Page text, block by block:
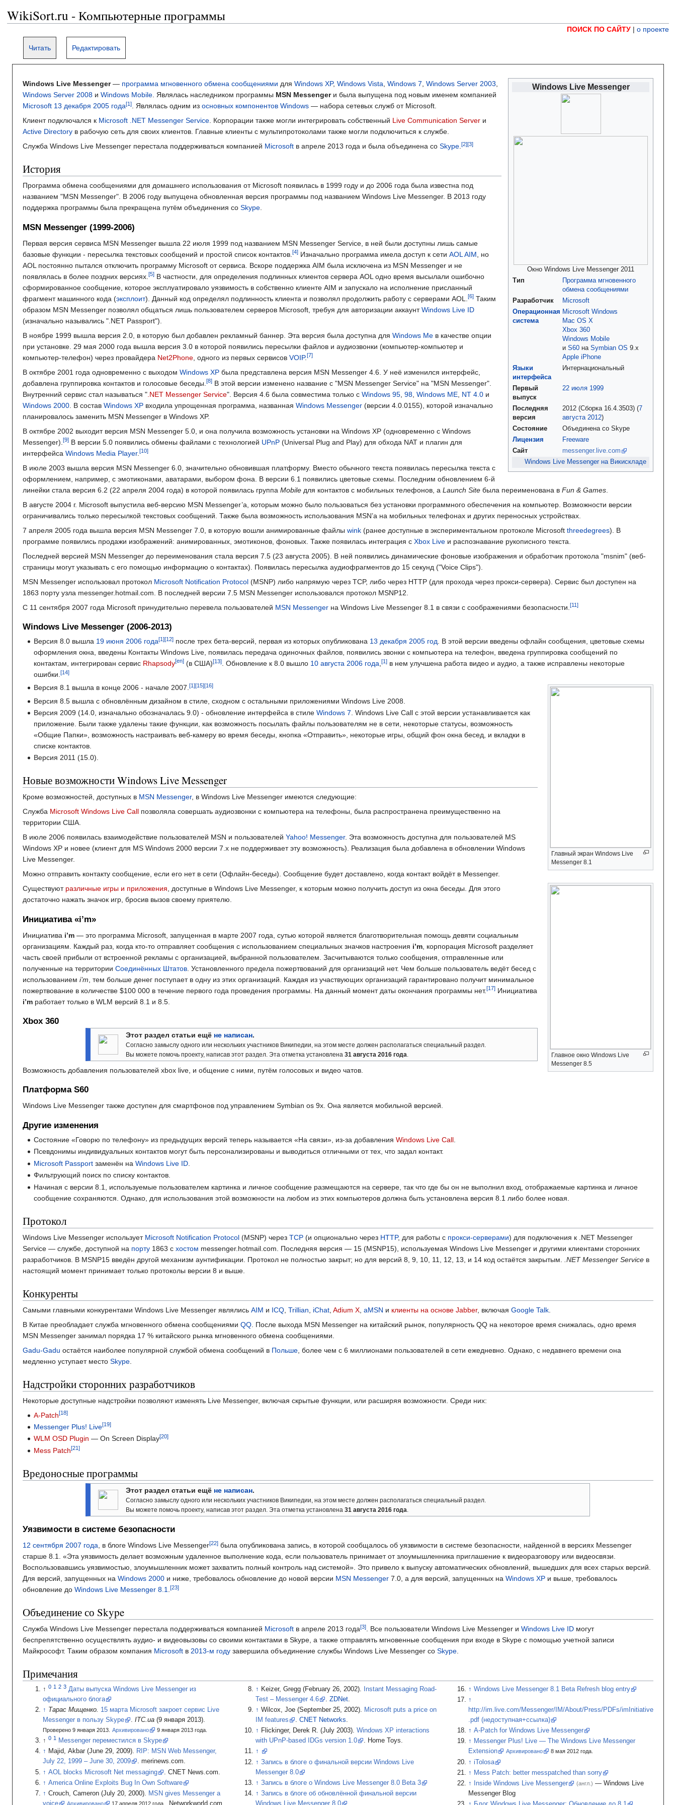
WikiSort.ru - Компьютерные программы
ПОИСК ПО САЙТУ | о проекте
Читать Редактировать
Windows Live Messenger
Окно Windows Live Messenger 2011
Тип
Программа мгновенного
обмена сообщениями
Разработчик
Microsoft
Операционная
система
Microsoft Windows
Mac OS X
Xbox 360
Windows Mobile
и S60 на Symbian OS 9.x
Apple iPhone
Языки
интерфейса
Интернациональный
Первый
выпуск
22 июля 1999
Последняя
версия
2012 (Сборка 16.4.3503) (7
августа 2012)
Состояние
Объединена со Skype
Лицензия
Freeware
Сайт
messenger.live.com
Windows Live Messenger на Викискладе
Windows Live Messenger— программа мгновенного обмена сообщениями для Windows XP, Windows Vista Windows 7 Windows Server 2003
Windows Server 2008 и Windows Mobile . Являлась наследником программы MSN Messengerи была выпущена под новым именем компанией
Microsoft 13 декабря 2005 года . Являлась одним из основных компонентов Windows — набора сетевых служб от Microsoft.
Клиент подключался к Microsoft .NET Messenger Service . Корпорации также могли интегрировать собственный Live Communication Server и
Active Directory в рабочую сеть для своих клиентов. Главные клиенты с мультипротоколами также могли подключиться к службе.
Служба Windows Live Messenger перестала поддерживаться компанией Microsoft в апреле 2013 года и была объединена со Skype
История
Программа обмена сообщениями для домашнего использования от Microsoft появилась в 1999 году и до 2006 года была известна под
названием "MSN Messenger". В 2006 году выпущена обновленная версия программы под названием Windows Live Messenger. В 2013 году
поддержка программы была прекращена путём объединения со Skype
MSN Messenger (1999-2006)
Первая версия сервиса MSN Messenger вышла 22 июля 1999 под названием MSN Messenger Service, в ней были доступны лишь самые
базовые функции - пересылка текстовых сообщений и простой список контактов.
Изначально программа имела доступ к сети AOL AIM , но
AOL постоянно пытался отключить программу Microsoft от сервиса. Вскоре поддержка AIM была исключена из MSN Messenger и не
появлялась в более поздних версиях.
В частности, для определения подлинных клиентов сервера AOL одно время высылали ошибочно
сформированное сообщение, которое эксплуатировало уязвимость в собственно клиенте AIM и запускало на исполнение присланный
фрагмент машинного кода (эксплоит). Данный код определял подлинность клиента и позволял продолжить работу с серверами AOL.
Таким
образом MSN Messenger позволял общаться лишь пользователем серверов Microsoft, требуя для авторизации аккаунтWindows Live ID
(изначально назывались ".NET Passport").
В ноябре 1999 вышла версия 2.0, в которую был добавлен рекламный баннер. Эта версия была доступна для Windows Me в качестве опции
при установке. 29 мая 2000 года вышла версия 3.0 в которой появились пересылки файлов и аудиозвонки (компьютер-компьютер и
компьютер-телефон) через провайдера Net2Phone , одного из первых сервисов VOIP.
В октябре 2001 года одновременно с выходом Windows XP была представлена версия MSN Messenger 4.6. У неё изменился интерфейс,
добавлена группировка контактов и голосовые беседы.
В этой версии изменено название с "MSN Messenger Service" на "MSN Messenger".
Внутренний сервис стал называться " .NET Messenger Service". Версия 4.6 была совместима только с Windows 95 98 Windows ME NT 4.0 и
Windows 2000 . В состав Windows XP входила упрощенная программа, названная Windows Messenger (версии 4.0.0155), которой изначально
планировалось заменить MSN Messenger в Windows XP.
В октябре 2002 выходит версия MSN Messenger 5.0, и она получила возможность установки на Windows XP (одновременно с Windows
Messenger).
В версии 5.0 появились обмены файлами с технологией UPnP (Universal Plug and Play) для обхода NAT и плагин для
интерфейса Windows Media Player.
В июле 2003 вышла версия MSN Messenger 6.0, значительно обновившая платформу. Вместо обычного текста появилась пересылка текста с
оформлением, например, с эмотиконами, аватарами, выбором фона. В версии 6.1 появились цветовые схемы. Последним обновлением 6-й
линейки стала версия 6.2 (22 апреля 2004 года) в которой появилась группа Mobile для контактов с мобильных телефонов, а Launch Site была переименована в Fun & Games
В августе 2004 г. Microsoft выпустила веб-версию MSN Messenger’а, которым можно было пользоваться без установки программного обеспечения на компьютер. Возможности версии
ограничивались только пересылкой текстовых сообщений. Также была возможность использования MSN’а на мобильных телефонах и других переносных устройствах.
7 апреля 2005 года вышла версия MSN Messenger 7.0, в которую вошли анимированные файлы wink (ранее доступные в экспериментальном протоколе Microsoft threedegrees). В
программе появились продажи изображений: анимированных, эмотиконов, фоновых. Также появилась интеграция с Xbox Live и распознавание рукописного текста.
Последней версией MSN Messenger до переименования стала версия 7.5 (23 августа 2005). В ней появились динамические фоновые изображения и обработчик протокола "msnim" (веб-
страницы могут указывать с его помощью информацию о контактах). Появилась пересылка аудиофрагментов до 15 секунд ("Voice Clips").
MSN Messenger использовал протокол Microsoft Notification Protocol (MSNP) либо напрямую через TCP, либо через HTTP (для прохода через прокси-сервера). Сервис был доступен на
1863 порту узла messenger.hotmail.com. В последней версии 7.5 MSN Messenger использовался протокол MSNP12.
С 11 сентября 2007 года Microsoft принудительно перевела пользователей MSN Messenger на Windows Live Messenger 8.1 в связи с соображениями безопасности.
Windows Live Messenger (2006-2013)
Версия 8.0 вышла 19 июня 2006 года после трех бета-версий, первая из которых опубликована 13 декабря 2005 год . В этой версии введены офлайн сообщения, цветовые схемы
оформления окна, введены Контакты Windows Live, появилась передача одиночных файлов, появились звонки с компьютера на телефон, введена группировка сообщений по
контактам, интегрирован сервис Rhapsody[en] (в США) . Обновление к 8.0 вышло 10 августа 2006 года ,
в нем улучшена работа видео и аудио, а также исправлены некоторые
ошибки.
Главный экран Windows Live
Messenger 8.1
Версия 8.1 вышла в конце 2006 - начале 2007.
Главное окно Windows Live
Messenger 8.5
Версия 8.5 вышла с обновлённым дизайном в стиле, сходном с остальными приложениями Windows Live 2008.
Версия 2009 (14.0, изначально обозначалась 9.0) - обновление интерфейса в стилеWindows 7 . Windows Live Call с этой версии устанавливается как
приложение. Были также удалены такие функции, как возможность посылать файлы пользователям не в сети, некоторые статусы, возможность
«Общие Папки», возможность настраивать веб-камеру во время беседы, кнопка «Отправить», некоторые игры, общий фон окна бесед, и вкладки в
списке контактов.
Версия 2011 (15.0).
Новые возможности Windows Live Messenger
Кроме возможностей, доступных в MSN Messenger, в Windows Live Messenger имеются следующие:
Служба Microsoft Windows Live Call позволяла совершать аудиозвонки с компьютера на телефоны, была распространена преимущественно на
территории США.
В июле 2006 появилась взаимодействие пользователей MSN и пользователей Yahoo! Messenger. Эта возможность доступна для пользователей MS
Windows XP и новее (клиент для MS Windows 2000 версии 7.х не поддерживает эту возможность). Реализация была добавлена в обновлении Windows
Live Messenger.
Можно отправить контакту сообщение, если его нет в сети (Офлайн-беседы). Сообщение будет доставлено, когда контакт войдёт в Messenger.
Существуют различные игры и приложения, доступные в Windows Live Messenger, к которым можно получить доступ из окна беседы. Для этого
достаточно нажать значок игр, бросив вызов своему приятелю.
Инициатива «i’m»
Инициатива i’m — это программа Microsoft, запущенная в марте 2007 года, сутью которой является благотворительная помощь девяти социальным
организациям. Каждый раз, когда кто-то отправляет сообщения с использованием специальных значков настроения i’m , корпорация Microsoft разделяет
часть своей прибыли от встроенной рекламы с организацией, выбранной пользователем. Засчитываются только сообщения, отправленные или
полученные на территории Соединённых Штатов . Установленного предела пожертвований для организаций нет. Чем больше пользователь ведёт бесед с
использованием i’m , тем больше денег поступает в одну из этих организаций. Каждая из участвующих организаций гарантировано получит минимальное
пожертвование в количестве $100 000 в течение первого года проведения программы. На данный момент даты окончания программы нет.
Инициатива
i’m работает только в WLM версий 8.1 и 8.5.
Xbox 360
Этот раздел статьи ещё не написан.
Согласно замыслу одного или нескольких участников Википедии, на этом месте должен располагатьсяспециальный раздел.
Вы можете помочь проекту, написав этот раздел. Эта отметка установлена31 августа 2016 года.
Возможность добавления пользователей xbox live, и общение с ними, путём голосовых и видео чатов.
Платформа S60
Windows Live Messenger также доступен для смартфонов под управлением Symbian os 9x. Она является мобильной версией.
Другие изменения
Состояние «Говорю по телефону» из предыдущих версий теперь называется «На связи», из‑за добавленияWindows Live Call
Псевдонимы индивидуальных контактов могут быть персонализированы и выводиться отличными от тех, что задал контакт.
Microsoft Passport заменён наWindows Live ID
Фильтрующий поиск по списку контактов.
Начиная с версии 8.1, используемые пользователем картинка и личное сообщение размещаются на сервере, так что где бы он не выполнил вход, отображаемые картинка и личное
сообщение сохраняются. Однако, для использования этой возможности на любом из этих компьютеров должна быть установлена версия 8.1 либо более новая.
Протокол
Windows Live Messenger использует Microsoft Notification Protocol (MSNP) через TCP (и опционально через HTTP, для работы с прокси-серверами) для подключения к .NET Messenger
Service — службе, доступной на порту 1863 с хостом messenger.hotmail.com. Последняя версия — 15 (MSNP15), используемая Windows Live Messenger и другими клиентами сторонних
разработчиков. В MSNP15 введён другой механизм аунтификации. Протокол не полностью закрыт; но для версий 8, 9, 10, 11, 12, 13, и 14 код остаётся закрытым.
.NET Messenger Service в
настоящий момент принимает только протоколы версии 8 и выше.
Конкуренты
Самыми главными конкурентами Windows Live Messenger являлись AIM и ICQ Trillian iChat Adium X aMSN и клиенты на основе Jabber, включая Google Talk
В Китае преобладает служба мгновенного обмена сообщениями QQ . После выхода MSN Messenger на китайский рынок, популярность QQ на некоторое время снижалась, одно время
MSN Messenger занимал порядка 17 % китайского рынка мгновенного обмена сообщениями.
Gadu-Gadu остаётся наиболее популярной службой обмена сообщений в Польше , более чем с 6 миллионами пользователей в сети ежедневно. Однако, с недавнего времени она
медленно уступает место Skype
Надстройки сторонних разработчиков
Некоторые доступные надстройки позволяют изменять Live Messenger, включая скрытые функции, или расширяя возможности. Среди них:
A-Patch
Messenger Plus! Live
WLM OSD Plugin — On Screen Display
Mess Patch
Вредоносные программы
Этот раздел статьи ещё не написан.
Согласно замыслу одного или нескольких участников Википедии, на этом месте должен располагатьсяспециальный раздел.
Вы можете помочь проекту, написав этот раздел. Эта отметка установлена31 августа 2016 года.
Уязвимости в системе безопасности
12 сентября 2007 года, в блоге Windows Live Messenger
была опубликована запись, в которой сообщалось об уязвимости в системе безопасности, найденной в версиях Messenger
старше 8.1. «Эта уязвимость делает возможным удаленное выполнение кода, если пользователь принимает от злоумышленника приглашение к видеоразговору или видеосвязи.
Воспользовавшись уязвимостью, злоумышленник может захватить полный контроль над системой». Это привело к выпуску автоматических обновлений, вышедших для всех старых версий.
Для версий, запущенных на Windows 2000 и ниже, требовалось обновление до новой версии MSN Messenger 7.0, а для версий, запущенных на Windows XP и выше, требовалось
обновление до Windows Live Messenger 8.1.
Объединение со Skype
Служба Windows Live Messenger перестала поддерживаться компанией Microsoft в апреле 2013 года . Все пользователи Windows Live Messenger и Windows Live ID могут
беспрепятственно осуществлять аудио- и видеовызовы со своими контактами в Skype, а также отправлять мгновенные сообщения при входе в Skype с помощью учетной записи
Майкрософт. Таким образом компания Microsoft в 2013-м году завершила объединение службы Windows Live Messenger со Skype.
Примечания
Даты выпуска Windows Live Messenger из
официального блога
Тарас Мищенко. 15 марта Microsoft закроет сервис Live
Messenger в пользу Skype
. ITC.ua (9 января 2013).
Проверено 9 января 2013. Архивировано 9 января 2013 года.
Messenger переместился в Skype
Majid, Akbar (June 29, 2009). RIP: MSN Web Messenger,
July 22, 1999 – June 30, 2009
. merinews.com.
AOL blocks Microsoft Net messaging
CNET News.com.
America Online Exploits Bug In Own Software
Crouch, Cameron (July 20, 2000). MSN gives Messenger a
Архивировано 17 апреля 2012 года.
Keizer, Gregg (February 26, 2002).
Instant Messaging Road-
Test – Messenger 4.6
ZDNet.
Wilcox, Joe (September 25, 2002). Microsoft puts a price on
IM features
. CNET Networks.
Flickinger, Derek R. (July 2003). Windows XP interactions
with UPnP-based IDGs version 1.0
. Home Toys.
Запись в блоге о финальной версии Windows Live
Messenger 8.0
Запись в блоге о Windows Live Messenger 8.0 Beta 3
Запись в блоге об обновлённой финальной версии
Windows Live Messenger 8.1 Beta Refresh blog entry
http://im.live.com/Messenger/IM/About/Press/PDFs/imInitiative
.pdf (недоступная+ссылка)
A-Patch for Windows Live Messenger
Messenger Plus! Live — The Windows Live Messenger
Extension
Архивировано 8 мая 2012 года.
iTolosa
Mess Patch: better messpatched than sorry
Inside Windows Live Messenger
(англ.) — Windows Live
Messenger Blog